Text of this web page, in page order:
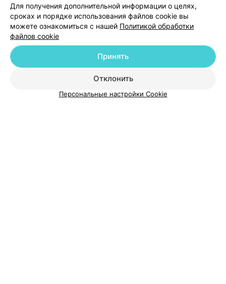
Добавить специалиста
Для получения дополнительной информации о целях,
сроках и порядке использования файлов cookie вы
можете ознакомиться с нашей Политикой обработки
файлов cookie
Отклонить
Принять
Персональные настройки Cookie